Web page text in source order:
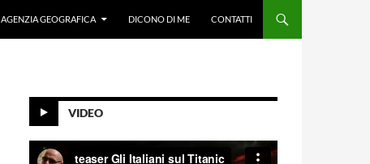
AGENZIA GEOGRAFICA DICONO DI ME CONTATTI
VIDEO